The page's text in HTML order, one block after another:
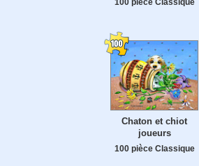
100 pièce Classique
Chaton et chiot
joueurs
100 pièce Classique